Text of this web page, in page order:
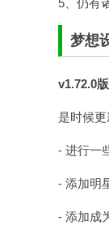
5、仍有
梦想
v1.72.0
是时候
- 进行一
- 添加明
- 添加成